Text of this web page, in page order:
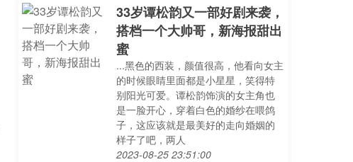
33岁谭松韵又一部好剧来袭，
搭档一个大帅哥，新海报甜出
蜜
...黑色的西装，颜值很高，他看向女主
的时候眼睛里面都是小星星，笑得特
别阳光可爱。谭松韵饰演的女主角也
是一脸开心，穿着白色的婚纱在喂鸽
子，这应该就是最美好的走向婚姻的
样子了吧，两人
2023-08-25 23:51:00